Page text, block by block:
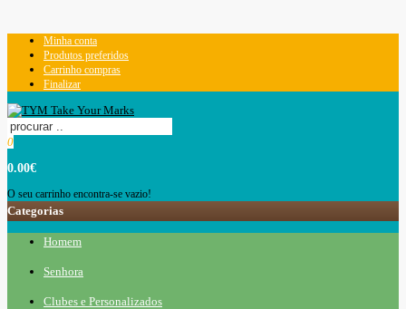
Minha conta
Produtos preferidos
Carrinho compras
Finalizar
0
0.00€
O seu carrinho encontra-se vazio!
Categorias
Homem
Senhora
Clubes e Personalizados